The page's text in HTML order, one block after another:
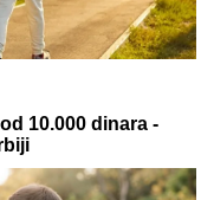
zajedno na
kako se ponašaju
kuću! Uložili
zadrugar otkrio
tešku odluku